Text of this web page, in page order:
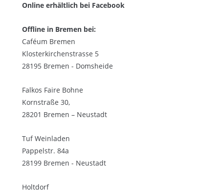
Online erhältlich bei Facebook
Offline in Bremen bei:
Caféum Bremen
Klosterkirchenstrasse 5
28195 Bremen - Domsheide
Falkos Faire Bohne
Kornstraße 30,
28201 Bremen – Neustadt
Tuf Weinladen
Pappelstr. 84a
28199 Bremen - Neustadt
Holtdorf